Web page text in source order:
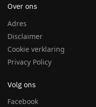
Over ons
Adres
Disclaimer
Cookie verklaring
Privacy Policy
Volg ons
Facebook